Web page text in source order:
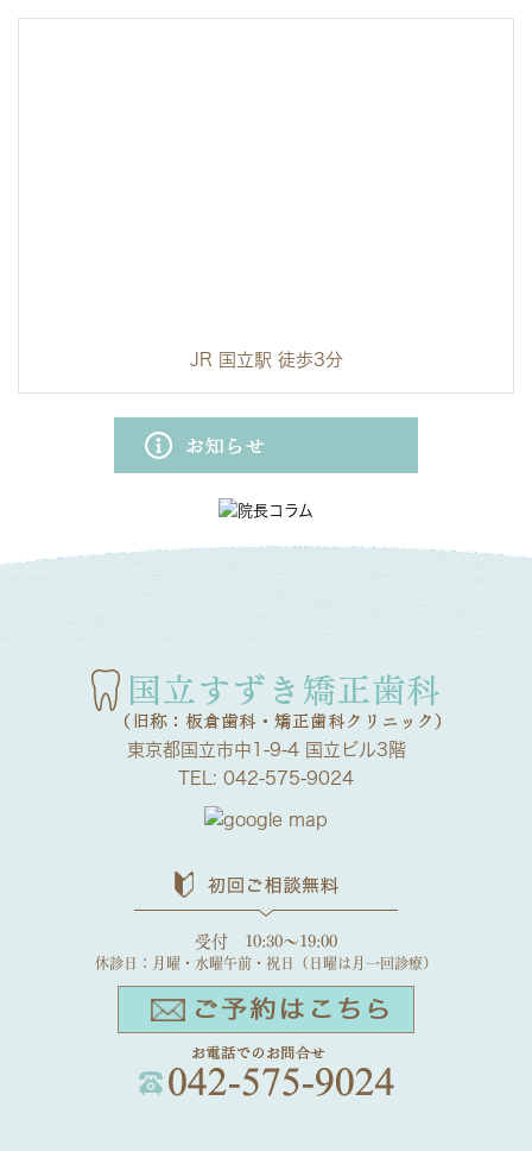
JR 国立駅 徒歩3分
東京都国立市中1-9-4 国立ビル3階
TEL: 042-575-9024
受付 10:30～19:00
休診日：月曜・水曜午前・祝日（日曜は月一回診療）